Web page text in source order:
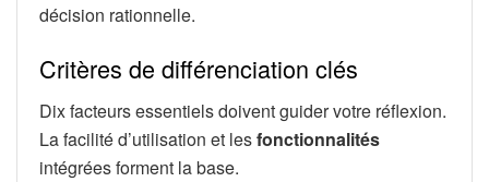
décision rationnelle.
Critères de différenciation clés
Dix facteurs essentiels doivent guider votre réflexion.
La facilité d’utilisation et lesfonctionnalités
intégrées forment la base.